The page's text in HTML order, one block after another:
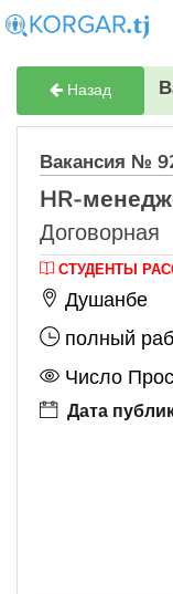
Назад
Вакансия №
HR-
Договорная
СТУДЕНТЫ
Душанбе
полный
Число
Дата